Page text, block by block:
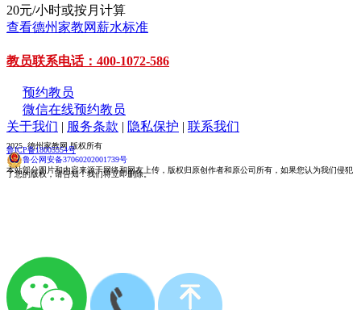
20元/小时或按月计算
查看德州家教网薪水标准
教员联系电话：400-1072-586
预约教员
微信在线预约教员
关于我们 | 服务条款 | 隐私保护 | 联系我们
2025 德州家教网 版权所有
鲁ICP备18005554号
鲁公网安备37060202001739号
本站部分图片和内容来源于网络和网友上传，版权归原创作者和原公司所有，如果您认为我们侵犯
了您的版权，请告知！我们将立即删除。